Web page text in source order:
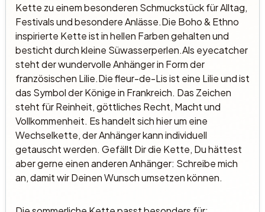
Kette zu einem besonderen Schmuckstück für Alltag,
Festivals und besondere Anlässe.Die Boho & Ethno
inspirierte Kette ist in hellen Farben gehalten und
besticht durch kleine Süwasserperlen.Als eyecatcher
steht der wundervolle Anhänger in Form der
französischen Lilie.Die fleur-de-Lis ist eine Lilie und ist
das Symbol der Könige in Frankreich. Das Zeichen
steht für Reinheit, göttliches Recht, Macht und
Vollkommenheit. Es handelt sich hier um eine
Wechselkette, der Anhänger kann individuell
getauscht werden. Gefällt Dir die Kette, Du hättest
aber gerne einen anderen Anhänger: Schreibe mich
an, damit wir Deinen Wunsch umsetzen können.